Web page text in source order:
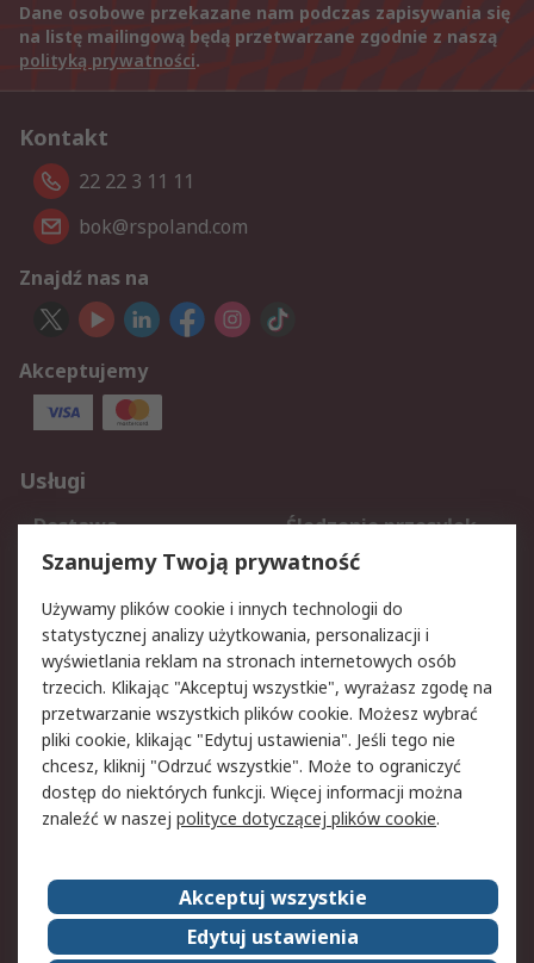
Dane osobowe przekazane nam podczas zapisywania się
na listę mailingową będą przetwarzane zgodnie z naszą
polityką prywatności.
Kontakt
22 22 3 11 11
bok@rspoland.com
Znajdź nas na
Akceptujemy
Usługi
Dostawa
Śledzenie przesyłek
Reklamacje i zwroty
Rejestracja
Aspekty prawne
Bezpieczeństwo e-
maila
Polityka dotycząca
plików cookie
Polityka prywatności
Użytkowanie witryny
Zastrzeżenia prawne
Warunki Sprzedaży
Kontakt
O firmie RS
RS na świecie
Szanujemy Twoją prywatność
Używamy plików cookie i innych technologii do
statystycznej analizy użytkowania, personalizacji i
wyświetlania reklam na stronach internetowych osób
trzecich. Klikając "Akceptuj wszystkie", wyrażasz zgodę na
przetwarzanie wszystkich plików cookie. Możesz wybrać
pliki cookie, klikając "Edytuj ustawienia". Jeśli tego nie
chcesz, kliknij "Odrzuć wszystkie". Może to ograniczyć
dostęp do niektórych funkcji. Więcej informacji można
znaleźć w naszej polityce dotyczącej plików cookie.
Akceptuj wszystkie
Edytuj ustawienia